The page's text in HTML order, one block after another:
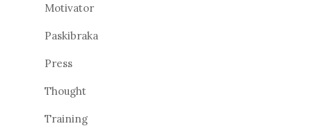
Motivator
Paskibraka
Press
Thought
Training